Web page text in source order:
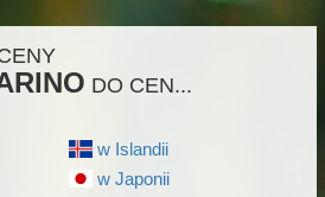
DO CEN...
w Islandii
w Japonii